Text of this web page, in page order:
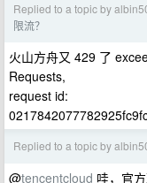
Replied to a topic by
限流？
火山方舟又 429 了
Requests,
request id:
Replied to a topic by
@tencentcloud 哇，官